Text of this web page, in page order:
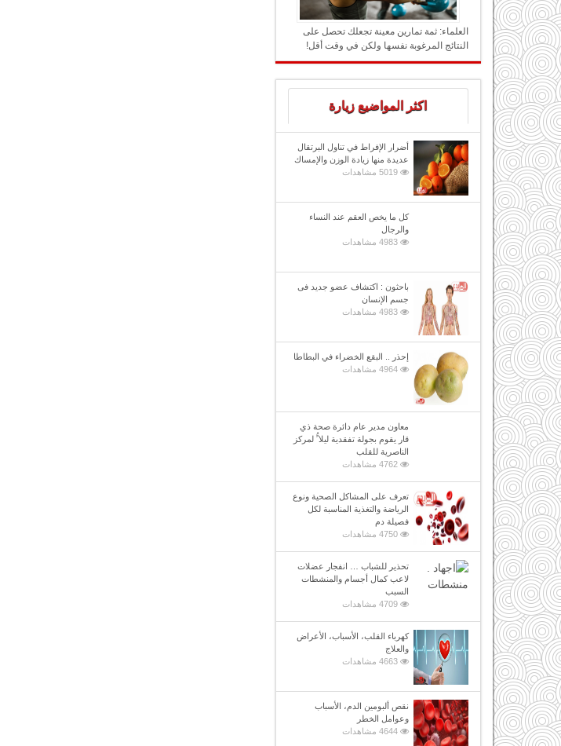
العلماء: ثمة تمارين معينة تجعلك تحصل على
النتائج المرغوبة نفسها ولكن في وقت أقل!
اكثر المواضيع زيارة
أضرار الإفراط في تناول البرتقال
عديدة منها زيادة الوزن والإمساك
5019 مشاهدات
كل ما يخص العقم عند النساء
والرجال
4983 مشاهدات
باحثون : اكتشاف عضو جديد فى
جسم الإنسان
4983 مشاهدات
إحذر .. البقع الخضراء في البطاطا
4964 مشاهدات
معاون مدير عام دائرة صحة ذي
قار يقوم بجولة تفقدية ليلا ًُ لمركز
الناصرية للقلب
4762 مشاهدات
تعرف على المشاكل الصحية ونوع
الرياضة والتغذية المناسبة لكل
فصيلة دم
4750 مشاهدات
تحذير للشباب … انفجار عضلات
لاعب كمال أجسام والمنشطات
السبب
4709 مشاهدات
كهرباء القلب، الأسباب، الأعراض
والعلاج
4663 مشاهدات
نقص ألبومين الدم، الأسباب
وعوامل الخطر
4644 مشاهدات